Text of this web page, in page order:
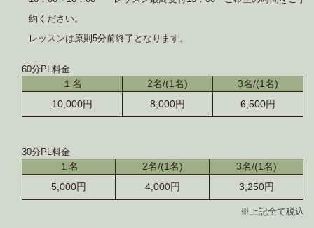
約ください。
レッスンは原則5分前終了となります。
60分PL料金
１名 2名/(1名)
3名/(1名)
10,000円
8,000円 6,500円
30分PL料金
１名 2名/(1名)
3名/(1名)
5,000円
4,000円 3,250円
※上記全て税込